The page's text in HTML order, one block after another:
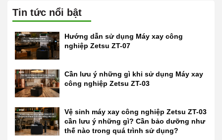
Tin tức nổi bật
Hướng dẫn sử dụng Máy xay công
nghiệp Zetsu ZT-07
Cần lưu ý những gì khi sử dụng Máy xay
công nghiệp Zetsu ZT-03
Vệ sinh máy xay công nghiệp Zetsu ZT-03
cần lưu ý những gì? Cần bảo dưỡng như
thế nào trong quá trình sử dụng?